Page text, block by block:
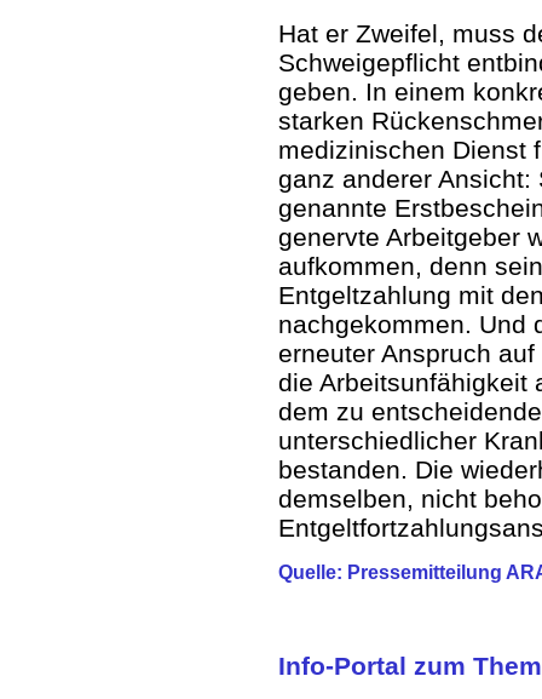
Hat er Zweifel, muss
Schweigepflicht
geben. In einem
starken
medizinischen Dienst
ganz anderer
genannte
genervte Arbeitgeber
aufkommen, denn
Entgeltzahlung mit
nachgekommen. Und
erneuter Anspruch
die Arbeitsunfähigkeit
dem zu
unterschiedlicher
bestanden. Die
demselben, nicht
Quelle: Pressemitteilung
Info-Portal zum